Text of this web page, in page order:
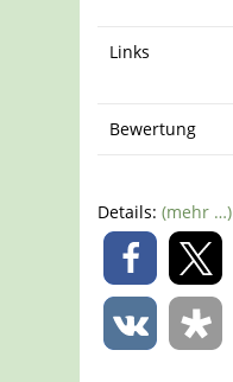
Links
Bewertung
Details:(mehr …)
0